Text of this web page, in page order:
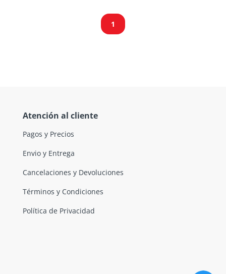
1
Atención al cliente
Pagos y Precios
Envio y Entrega
Cancelaciones y Devoluciones
Términos y Condiciones
Política de Privacidad